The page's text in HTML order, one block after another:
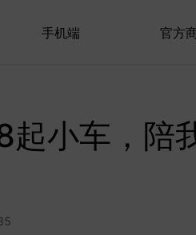
手机端 官方
小车，陪